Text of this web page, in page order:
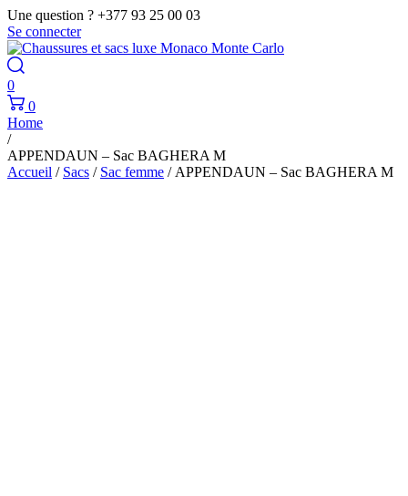
Une question ? +377 93 25 00 03
Se connecter
0
0
Home
/
APPENDAUN – Sac BAGHERA M
Accueil / Sacs / Sac femme / APPENDAUN – Sac BAGHERA M